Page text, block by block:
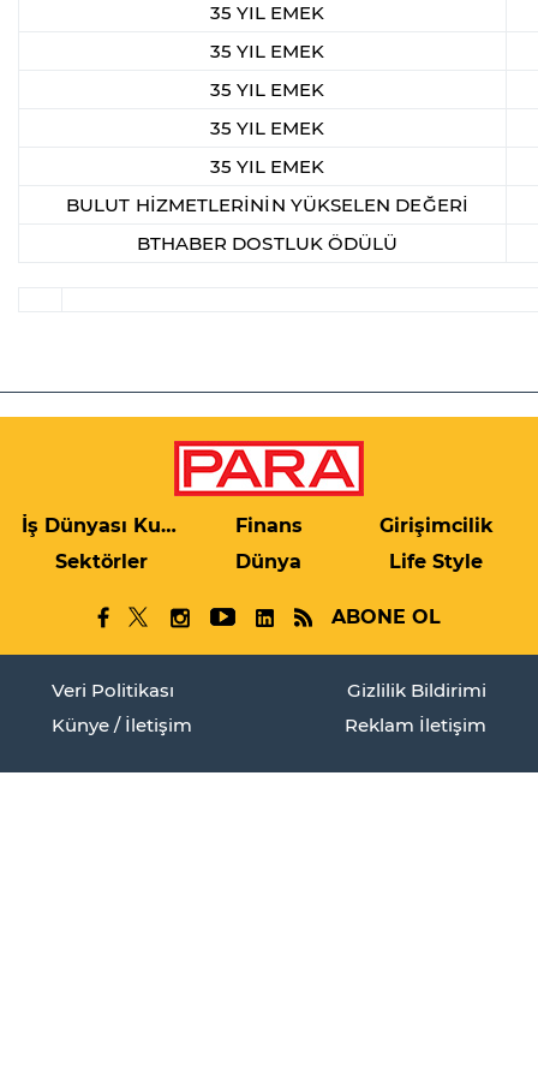
35 YIL EMEK
35 YIL EMEK
35 YIL EMEK
35 YIL EMEK
35 YIL EMEK
BULUT HİZMETLERİNİN YÜKSELEN DEĞERİ
BTHABER DOSTLUK ÖDÜLÜ
İş Dünyası Kulis Finans
Girişimcilik
Sektörler
Dünya Life Style
ABONE OL
Veri Politikası
Gizlilik Bildirimi
Künye / İletişim
Reklam İletişim